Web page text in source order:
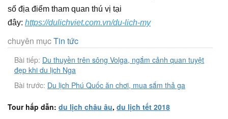
số địa điểm tham quan thú vị tại
đây: https://dulichviet.com.vn/du-lich-my
chuyên mụcTin tức
Bài tiếp: Du thuyền trên sông Volga, ngắm cảnh quan tuyệt
đẹp khi du lịch Nga
Bài trước: Du lịch Phú Quốc ăn chơi, mua sắm thả ga
Tour hấp dẫn: du lịch châu âu, du lịch tết 2018